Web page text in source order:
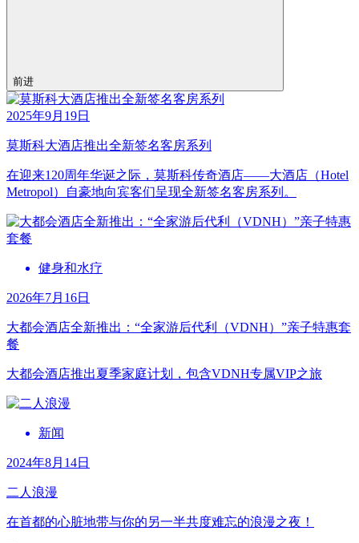
前进
2025年9月19日
莫斯科大酒店推出全新签名客房系列
在迎来120周年华诞之际，莫斯科传奇酒店——大酒店（Hotel
Metropol）自豪地向宾客们呈现全新签名客房系列。
健身和水疗
2026年7月16日
大都会酒店全新推出：“全家游后代利（VDNH）”亲子特惠套
餐
大都会酒店推出夏季家庭计划，包含VDNH专属VIP之旅
新闻
2024年8月14日
二人浪漫
在首都的心脏地带与你的另一半共度难忘的浪漫之夜！